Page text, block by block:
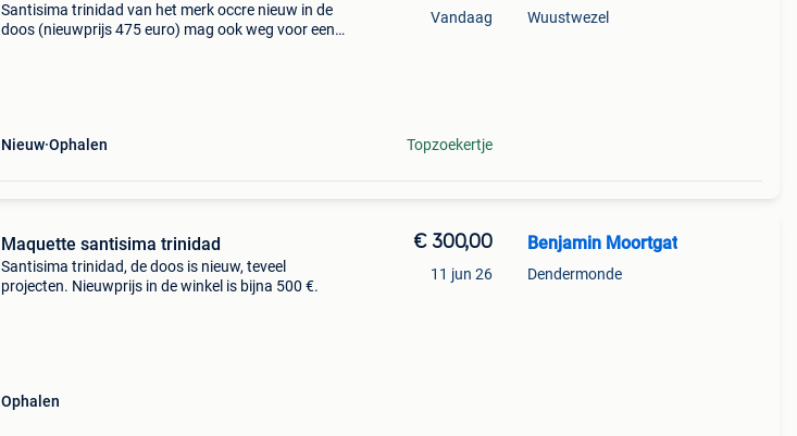
Santisima trinidad van het merk occre nieuw in de
doos (nieuwprijs 475 euro) mag ook weg voor een
Nieuw Ophalen
Vandaag
Topzoekertje
Wuustwezel
Maquette santisima trinidad
Santisima trinidad, de doos is nieuw, teveel
projecten. Nieuwprijs in de winkel is bijna 500 €.
Ophalen
€ 300,00
11 jun 26
Benjamin Moortgat
Dendermonde